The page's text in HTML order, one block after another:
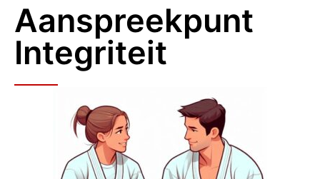
Aanspreekpunt
Integriteit